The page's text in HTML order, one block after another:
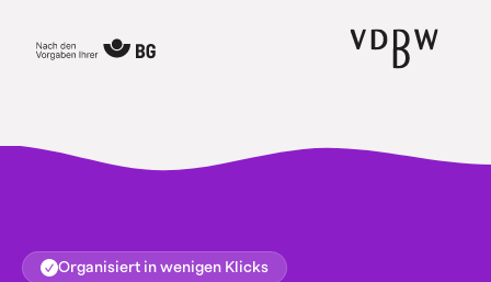
Organisiert in wenigen Klicks